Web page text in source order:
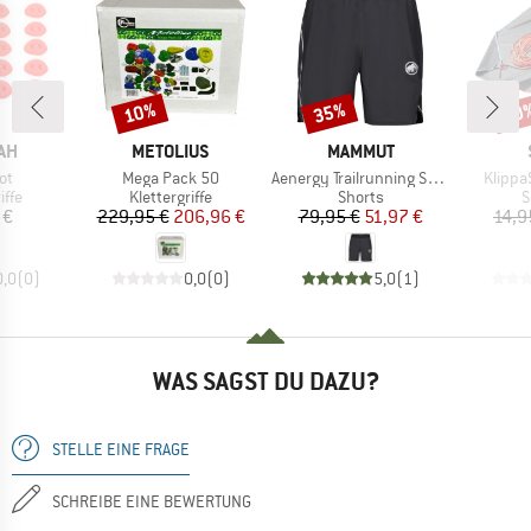
(0)
MARKE
METOLIUS
Artikel
Mega Pack 50
Produktgruppe
Klettergriffe
Preis
229,95 €reduzierter Preis
206,96 €
0,0(0)
Rabatt
10%
MARKE
MAMMUT
Artikel
Aenergy Trailrunning Shorts
Produktgruppe
Shorts
Preis
79,95 €reduzierter Preis
51,97 €
5,0(1 )
Rabatt
35%
Artikel
WAS SAGST DU DAZU?
STELLE EINE FRAGE
SCHREIBE EINE BEWERTUNG